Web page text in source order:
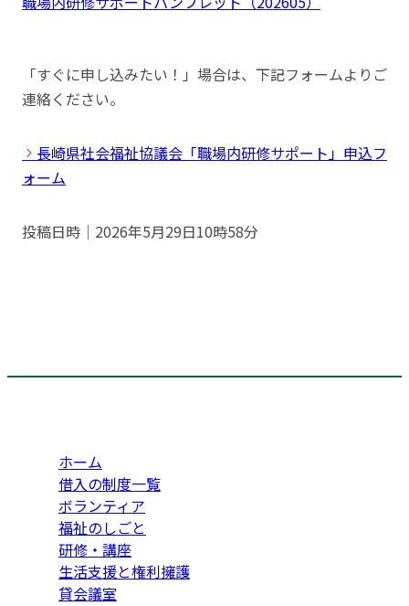
「すぐに申し込みたい！」場合は、下記フォームよりご
連絡ください。
長崎県社会福祉協議会「職場内研修サポート」申込フ
ォーム
投稿日時｜2026年5月29日10時58分
ホーム
借入の制度一覧
ボランティア
福祉のしごと
研修・講座
生活支援と権利擁護
貸会議室